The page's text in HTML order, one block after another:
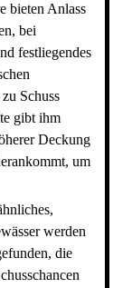
bieten Anlass
bei
festliegendes
Schuss
gibt ihm
Deckung
um
werden
die